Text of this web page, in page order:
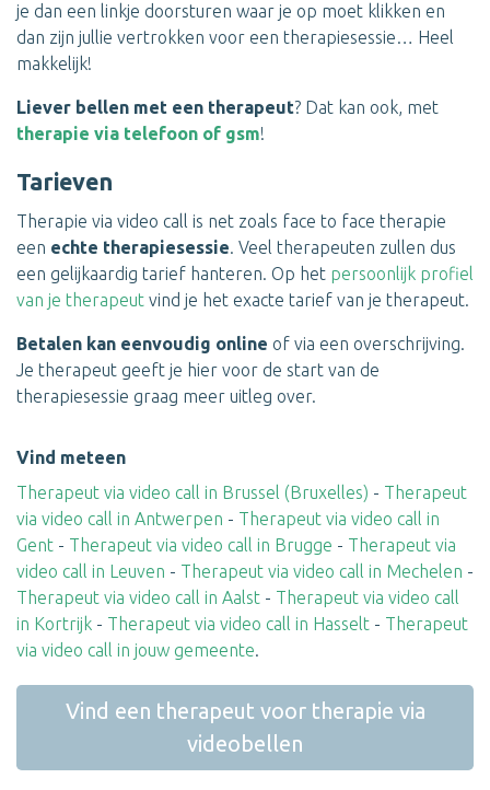
je dan een linkje doorsturen waar je op moet klikken en
dan zijn jullie vertrokken voor een therapiesessie… Heel
makkelijk!
Liever bellen met een therapeut? Dat kan ook, met
therapie via telefoon of gsm!
Tarieven
Therapie via video call is net zoals face to face therapie
een echte therapiesessie. Veel therapeuten zullen dus
een gelijkaardig tarief hanteren. Op het persoonlijk profiel
van je therapeut vind je het exacte tarief van je therapeut.
Betalen kan eenvoudig online of via een overschrijving.
Je therapeut geeft je hier voor de start van de
therapiesessie graag meer uitleg over.
Vind meteen
Therapeut via video call in Brussel (Bruxelles) - Therapeut
via video call in Antwerpen - Therapeut via video call in
Gent - Therapeut via video call in Brugge - Therapeut via
video call in Leuven - Therapeut via video call in Mechelen -
Therapeut via video call in Aalst - Therapeut via video call
in Kortrijk - Therapeut via video call in Hasselt - Therapeut
via video call in jouw gemeente.
Vind een therapeut voor therapie via
videobellen